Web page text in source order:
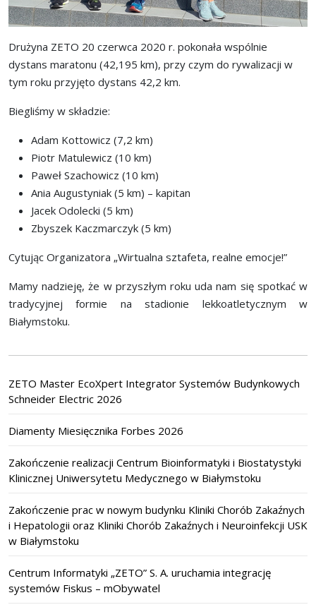
Drużyna ZETO 20 czerwca 2020 r. pokonała wspólnie
dystans maratonu (42,195 km), przy czym do rywalizacji w
tym roku przyjęto dystans 42,2 km.
Biegliśmy w składzie:
Adam Kottowicz (7,2 km)
Piotr Matulewicz (10 km)
Paweł Szachowicz (10 km)
Ania Augustyniak (5 km) – kapitan
Jacek Odolecki (5 km)
Zbyszek Kaczmarczyk (5 km)
Cytując Organizatora „Wirtualna sztafeta, realne emocje!”
Mamy nadzieję, że w przyszłym roku uda nam się spotkać w
tradycyjnej formie na stadionie lekkoatletycznym w
Białymstoku.
ZETO Master EcoXpert Integrator Systemów Budynkowych
Schneider Electric 2026
Diamenty Miesięcznika Forbes 2026
Zakończenie realizacji Centrum Bioinformatyki i Biostatystyki
Klinicznej Uniwersytetu Medycznego w Białymstoku
Zakończenie prac w nowym budynku Kliniki Chorób Zakaźnych
i Hepatologii oraz Kliniki Chorób Zakaźnych i Neuroinfekcji USK
w Białymstoku
Centrum Informatyki „ZETO” S. A. uruchamia integrację
systemów Fiskus – mObywatel